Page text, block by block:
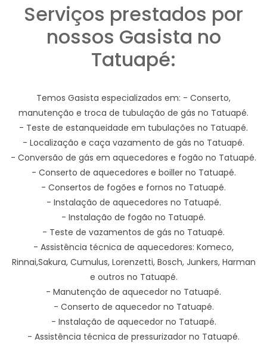
Serviços prestados por
nossos Gasista no
Tatuapé:
Temos Gasista especializados em: - Conserto,
manutenção e troca de tubulação de gás no Tatuapé.
- Teste de estanqueidade em tubulações no Tatuapé.
- Localização e caça vazamento de gás no Tatuapé.
- Conversão de gás em aquecedores e fogão no Tatuapé.
- Conserto de aquecedores e boiller no Tatuapé.
- Consertos de fogões e fornos no Tatuapé.
- Instalação de aquecedores no Tatuapé.
- Instalação de fogão no Tatuapé.
- Teste de vazamentos de gás no Tatuapé.
- Assistência técnica de aquecedores: Komeco,
Rinnai,Sakura, Cumulus, Lorenzetti, Bosch, Junkers, Harman
e outros no Tatuapé.
- Manutenção de aquecedor no Tatuapé.
- Conserto de aquecedor no Tatuapé.
- Instalação de aquecedor no Tatuapé.
- Assistência técnica de pressurizador no Tatuapé.